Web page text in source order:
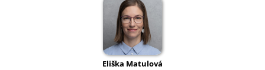
Eliška Matulová